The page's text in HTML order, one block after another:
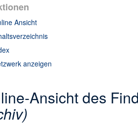
Ansicht
anzeigen
Ansicht des